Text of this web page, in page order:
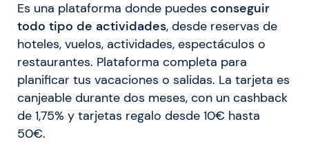
Es una plataforma donde puedes conseguir
todo tipo de actividades, desde reservas de
hoteles, vuelos, actividades, espectáculos o
restaurantes. Plataforma completa para
planificar tus vacaciones o salidas. La tarjeta es
canjeable durante dos meses, con un cashback
de 1,75% y tarjetas regalo desde 10€ hasta
50€.